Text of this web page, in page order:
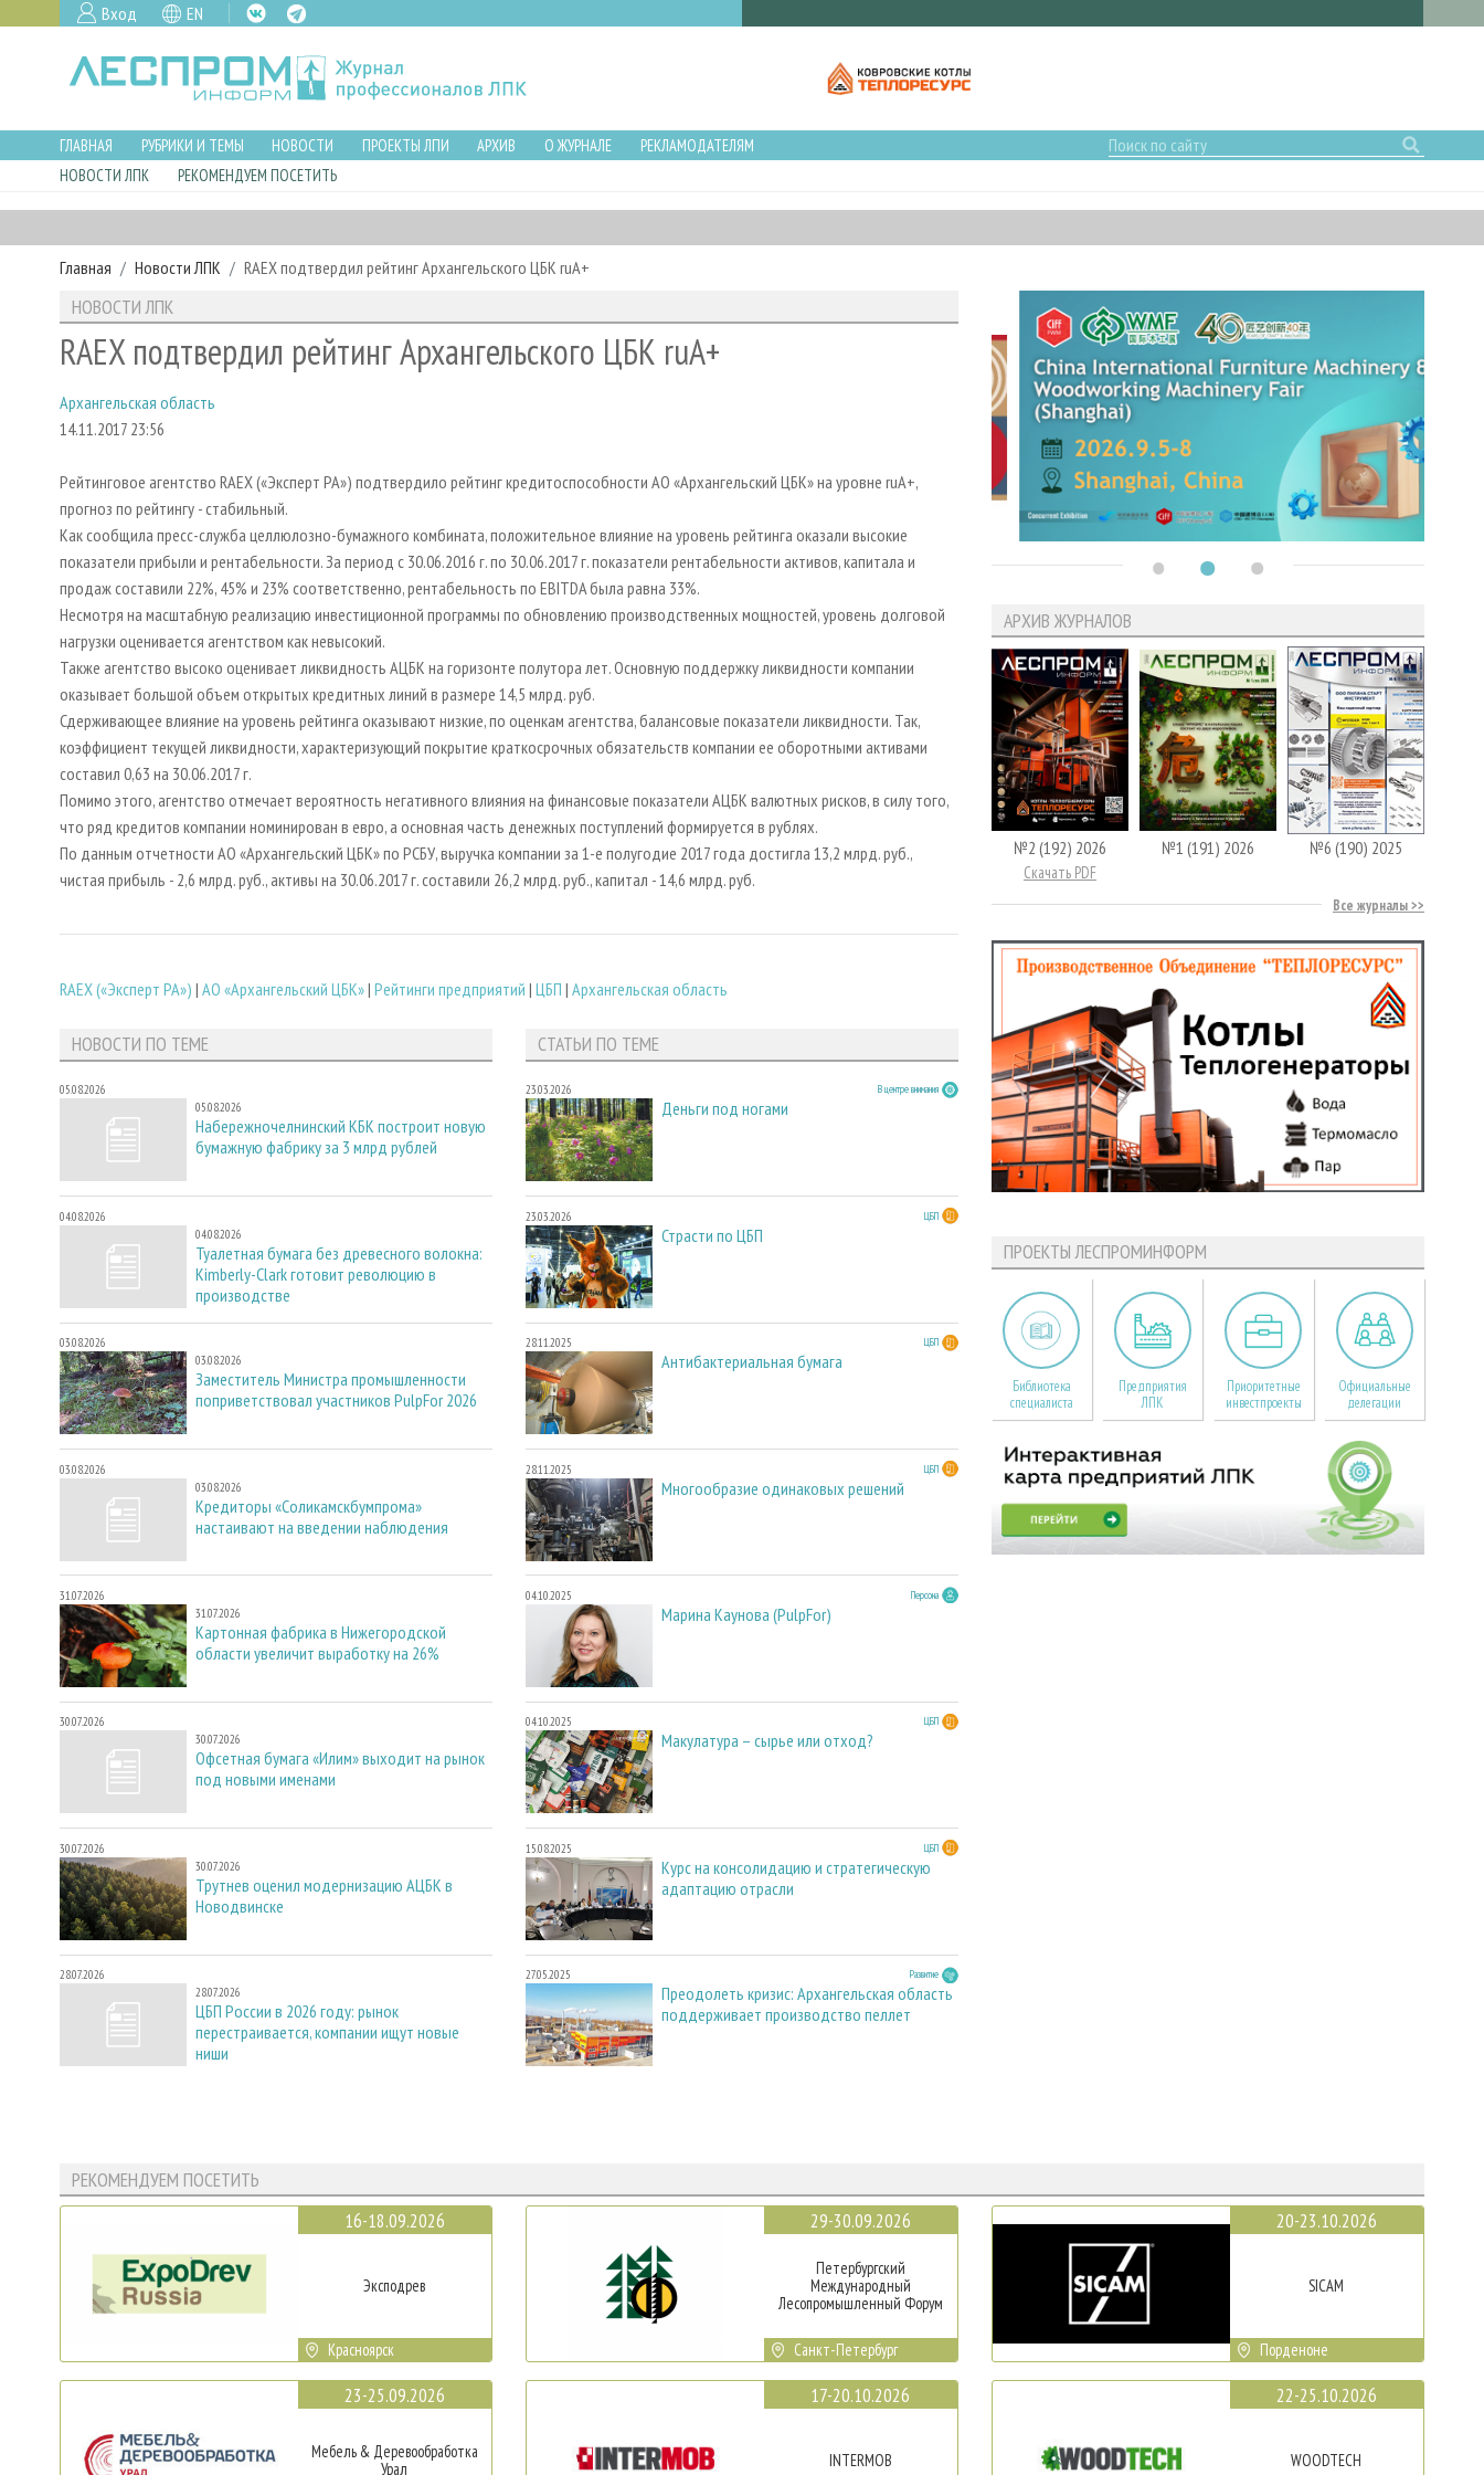
Вход EN
ГЛАВНАЯ РУБРИКИ И ТЕМЫ НОВОСТИ ПРОЕКТЫ ЛПИ АРХИВ О ЖУРНАЛЕ
РЕКЛАМОДАТЕЛЯМ
НОВОСТИ ЛПК
РЕКОМЕНДУЕМ ПОСЕТИТЬ
Главная Новости ЛПК RAEX подтвердил рейтинг Архангельского ЦБК ruA+
НОВОСТИ ЛПК
RAEX подтвердил рейтинг Архангельского ЦБК ruA+
Архангельская область
14.11.2017 23:56
Рейтинговое агентство RAEX («Эксперт РА») подтвердило рейтинг кредитоспособности АО «Архангельский ЦБК» на уровне ruA+,
прогноз по рейтингу - стабильный.
Как сообщила пресс-служба целлюлозно-бумажного комбината, положительное влияние на уровень рейтинга оказали высокие
показатели прибыли и рентабельности. За период с 30.06.2016 г. по 30.06.2017 г. показатели рентабельности активов, капитала и
продаж составили 22%, 45% и 23% соответственно, рентабельность по EBITDA была равна 33%.
Несмотря на масштабную реализацию инвестиционной программы по обновлению производственных мощностей, уровень долговой
нагрузки оценивается агентством как невысокий.
Также агентство высоко оценивает ликвидность АЦБК на горизонте полутора лет. Основную поддержку ликвидности компании
оказывает большой объем открытых кредитных линий в размере 14,5 млрд. руб.
Сдерживающее влияние на уровень рейтинга оказывают низкие, по оценкам агентства, балансовые показатели ликвидности. Так,
коэффициент текущей ликвидности, характеризующий покрытие краткосрочных обязательств компании ее оборотными активами
составил 0,63 на 30.06.2017 г.
Помимо этого, агентство отмечает вероятность негативного влияния на финансовые показатели АЦБК валютных рисков, в силу того,
что ряд кредитов компании номинирован в евро, а основная часть денежных поступлений формируется в рублях.
По данным отчетности АО «Архангельский ЦБК» по РСБУ, выручка компании за 1-е полугодие 2017 года достигла 13,2 млрд. руб.,
чистая прибыль - 2,6 млрд. руб., активы на 30.06.2017 г. составили 26,2 млрд. руб., капитал - 14,6 млрд. руб.
RAEX («Эксперт РА») | АО «Архангельский ЦБК»| Рейтинги предприятий | ЦБП | Архангельская область
НОВОСТИ ПО ТЕМЕ
05.08.2026
05.08.2026
Набережночелнинский КБК построит новую
бумажную фабрику за 3 млрд рублей
04.08.2026
04.08.2026
Туалетная бумага без древесного волокна:
Kimberly-Clark готовит революцию в
производстве
03.08.2026
03.08.2026
Заместитель Министра промышленности
поприветствовал участников PulpFor 2026
03.08.2026
03.08.2026
Кредиторы «Соликамскбумпрома»
настаивают на введении наблюдения
31.07.2026
31.07.2026
Картонная фабрика в Нижегородской
области увеличит выработку на 26%
30.07.2026
30.07.2026
Офсетная бумага «Илим» выходит на рынок
под новыми именами
30.07.2026
30.07.2026
Трутнев оценил модернизацию АЦБК в
Новодвинске
28.07.2026
28.07.2026
ЦБП России в 2026 году: рынок
перестраивается, компании ищут новые
ниши
СТАТЬИ ПО ТЕМЕ
23.03.2026 В центре внимания
Деньги под ногами
23.03.2026 ЦБП
Страсти по ЦБП
28.11.2025 ЦБП
Антибактериальная бумага
28.11.2025 ЦБП
Многообразие одинаковых решений
04.10.2025 Персона
Марина Каунова (PulpFor)
04.10.2025 ЦБП
Макулатура – сырье или отход?
15.08.2025 ЦБП
Курс на консолидацию и стратегическую
адаптацию отрасли
27.05.2025 Развитие
Преодолеть кризис: Архангельская область
поддерживает производство пеллет
АРХИВ ЖУРНАЛОВ
№2 (192) 2026
Скачать PDF
№1 (191) 2026 №6 (190) 2025
Все журналы
ПРОЕКТЫ ЛЕСПРОМИНФОРМ
Библиотека
специалиста
Предприятия
ЛПК
Приоритетные
инвестпроекты
Официальные
делегации
РЕКОМЕНДУЕМ ПОСЕТИТЬ
16-18.09.2026
Эксподрев
Красноярск
23-25.09.2026
Мебель & Деревообработка
Урал
29-30.09.2026
Петербургский
Международный
Лесопромышленный Форум
Санкт-Петербург
17-20.10.2026
INTERMOB
20-23.10.2026
SICAM
Порденоне
22-25.10.2026
WOODTECH